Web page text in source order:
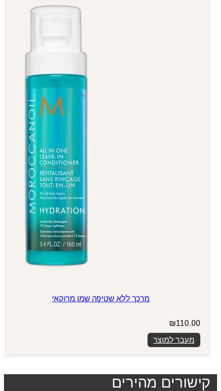
מרכך ללא שטיפה שמן מרוקאי
₪110.00
מעבר למוצר
קישורים מהירים